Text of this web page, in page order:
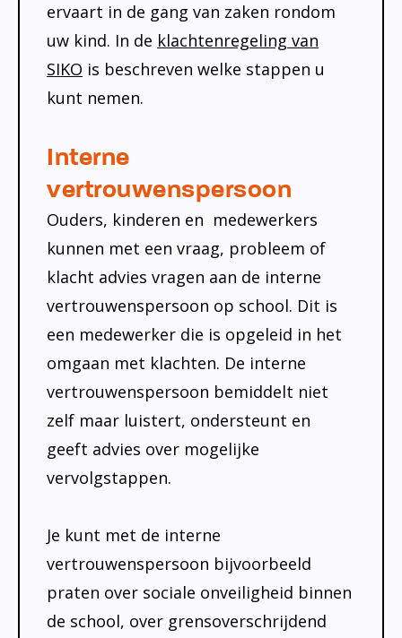
ervaart in de gang van zaken rondom
uw kind. In de klachtenregeling van
SIKO is beschreven welke stappen u
kunt nemen.
Interne
vertrouwenspersoon
Ouders, kinderen en medewerkers
kunnen met een vraag, probleem of
klacht advies vragen aan de interne
vertrouwenspersoon op school. Dit is
een medewerker die is opgeleid in het
omgaan met klachten. De interne
vertrouwenspersoon bemiddelt niet
zelf maar luistert, ondersteunt en
geeft advies over mogelijke
vervolgstappen.
Je kunt met de interne
vertrouwenspersoon bijvoorbeeld
praten over sociale onveiligheid binnen
de school, over grensoverschrijdend